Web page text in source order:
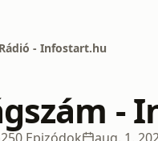
- Infostart.hu
-
250 Epizódok aug. 1,